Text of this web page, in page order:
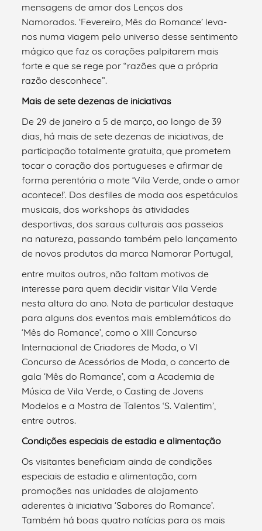
mensagens de amor dos Lenços dos
Namorados. ‘Fevereiro, Mês do Romance’ leva-
nos numa viagem pelo universo desse sentimento
mágico que faz os corações palpitarem mais
forte e que se rege por “razões que a própria
razão desconhece”.
Mais de sete dezenas de iniciativas
De 29 de janeiro a 5 de março, ao longo de 39
dias, há mais de sete dezenas de iniciativas, de
participação totalmente gratuita, que prometem
tocar o coração dos portugueses e afirmar de
forma perentória o mote ‘Vila Verde, onde o amor
acontece!’. Dos desfiles de moda aos espetáculos
musicais, dos workshops às atividades
desportivas, dos saraus culturais aos passeios
na natureza, passando também pelo lançamento
de novos produtos da marca Namorar Portugal,
entre muitos outros, não faltam motivos de
interesse para quem decidir visitar Vila Verde
nesta altura do ano. Nota de particular destaque
para alguns dos eventos mais emblemáticos do
‘Mês do Romance’, como o XIII Concurso
Internacional de Criadores de Moda, o VI
Concurso de Acessórios de Moda, o concerto de
gala ‘Mês do Romance’, com a Academia de
Música de Vila Verde, o Casting de Jovens
Modelos e a Mostra de Talentos ‘S. Valentim’,
entre outros.
Condições especiais de estadia e alimentação
Os visitantes beneficiam ainda de condições
especiais de estadia e alimentação, com
promoções nas unidades de alojamento
aderentes à iniciativa ‘Sabores do Romance’.
Também há boas quatro notícias para os mais